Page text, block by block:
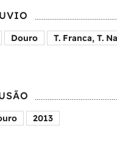
Douro T. Franca, T.
2013